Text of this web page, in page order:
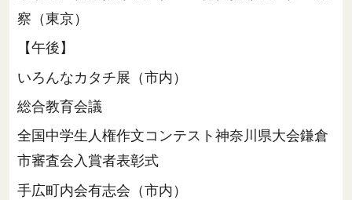
察（東京）
【午後】
いろんなカタチ展（市内）
総合教育会議
全国中学生人権作文コンテスト神奈川県大会鎌倉
市審査会入賞者表彰式
手広町内会有志会（市内）